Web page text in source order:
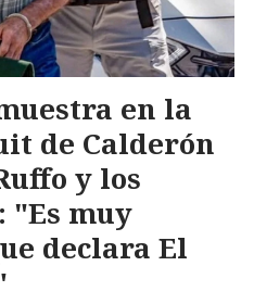
en la
de Calderón
y los
muy
declara El